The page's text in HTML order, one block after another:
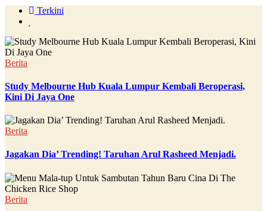
Terkini
Berita
Study Melbourne Hub Kuala Lumpur Kembali Beroperasi,
Kini Di Jaya One
Berita
Jagakan Dia’ Trending! Taruhan Arul Rasheed Menjadi.
Berita